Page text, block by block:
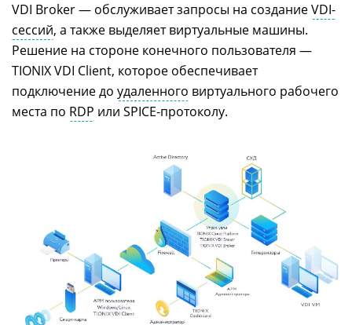
VDI Broker — обслуживает запросы на созданиеVDI-
сессий, а также выделяет виртуальные машины.
Решение на стороне конечного пользователя —
TIONIX VDI Client, которое обеспечивает
подключение до удаленного виртуального рабочего
места по RDP или SPICE-протоколу.